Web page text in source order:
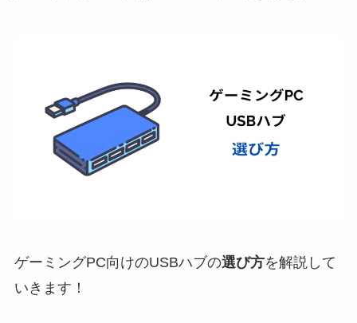
ゲーミングPC向けのUSBハブの選び方を解説して
いきます！